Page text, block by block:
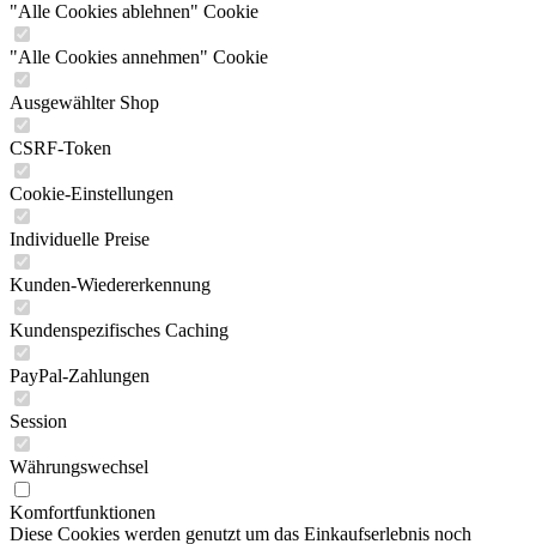
"Alle Cookies ablehnen" Cookie
"Alle Cookies annehmen" Cookie
Ausgewählter Shop
CSRF-Token
Cookie-Einstellungen
Individuelle Preise
Kunden-Wiedererkennung
Kundenspezifisches Caching
PayPal-Zahlungen
Session
Währungswechsel
Komfortfunktionen
Diese Cookies werden genutzt um das Einkaufserlebnis noch